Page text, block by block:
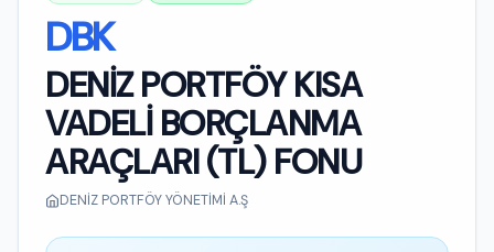
DBK
DENİZ PORTFÖY KISA
VADELİ BORÇLANMA
ARAÇLARI (TL) FONU
DENİZ PORTFÖY YÖNETİMİ A.Ş